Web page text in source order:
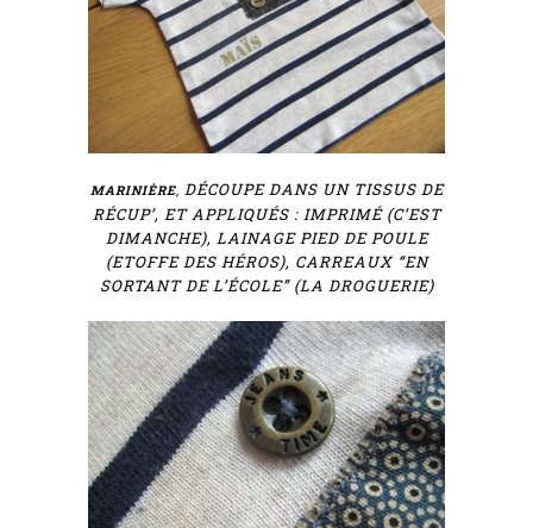
MARINIÈRE, DÉCOUPE DANS UN TISSUS DE
RÉCUP’, ET APPLIQUÉS : IMPRIMÉ (C’EST
DIMANCHE), LAINAGE PIED DE POULE
(ETOFFE DES HÉROS), CARREAUX “EN
SORTANT DE L’ÉCOLE” (LA DROGUERIE)